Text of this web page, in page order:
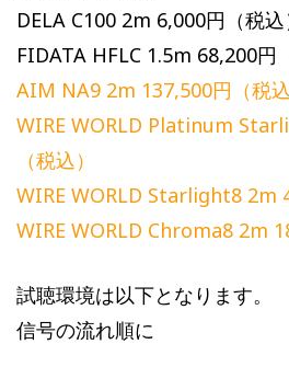
DELA C100 2m 6,000円（税込
FIDATA HFLC 1.5m 68,200円
AIM NA9 2m 137,500円（税込
WIRE WORLD Platinum
（税込）
WIRE WORLD Starlight8 2m
WIRE WORLD Chroma8 2m
試聴環境は以下となります。
信号の流れ順に